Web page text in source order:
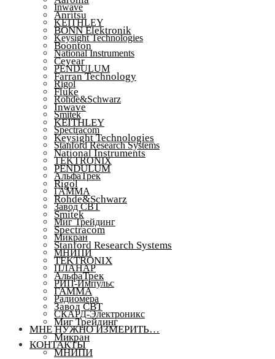
Inwave
KEITHLEY
Keysight Technologies
National Instruments
PENDULUM
Rigol
Rohde&Schwarz
Smitek
Spectracom
Stanford Research Systems
TEKTRONIX
АльфаТрек
ГАММА
Завод СВТ
Миг Трейдинг
Микран
МНИПИ
ПЛАНАР
РИП-Импульс
Радиомера
СКАРД-Электроникс
МНЕ НУЖНО ИЗМЕРИТЬ…
КОНТАКТЫ
Anritsu
BONN Elektronik
Boonton
Ceyear
Farran Technology
Fluke
Inwave
KEITHLEY
Keysight Technologies
National Instruments
PENDULUM
Rigol
Rohde&Schwarz
Smitek
Spectracom
Stanford Research Systems
TEKTRONIX
АльфаТрек
ГАММА
Завод СВТ
Миг Трейдинг
Микран
МНИПИ